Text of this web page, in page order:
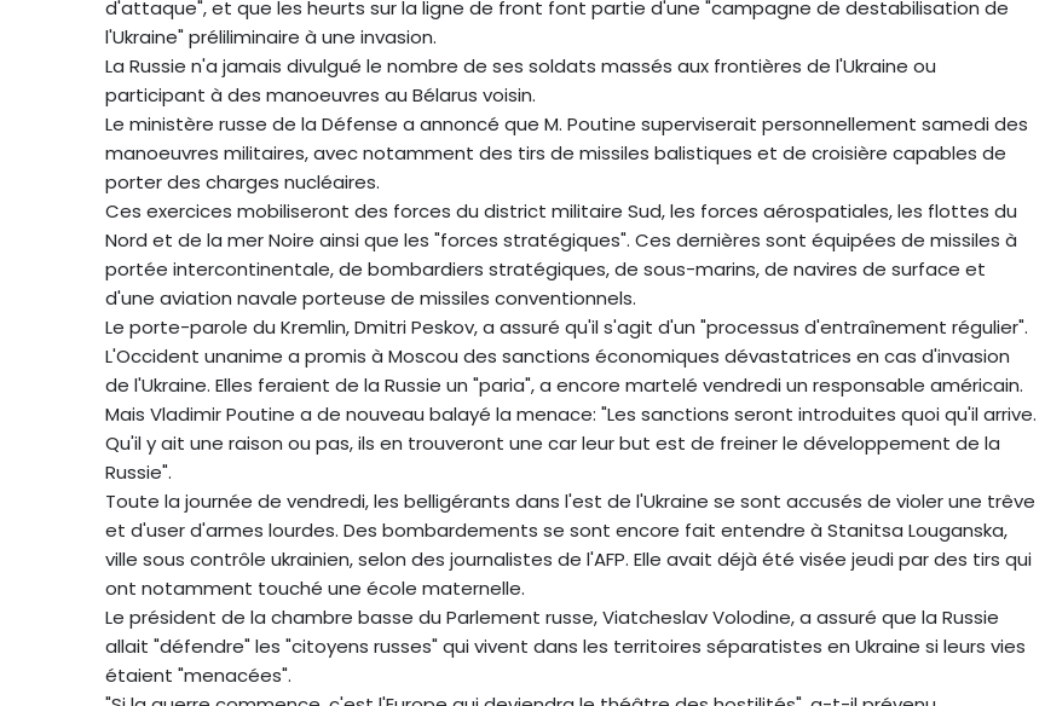
d'attaque", et que les heurts sur la ligne de front font partie d'une "campagne de destabilisation de
l'Ukraine" préliliminaire à une invasion.
La Russie n'a jamais divulgué le nombre de ses soldats massés aux frontières de l'Ukraine ou
participant à des manoeuvres au Bélarus voisin.
Le ministère russe de la Défense a annoncé que M. Poutine superviserait personnellement samedi des
manoeuvres militaires, avec notamment des tirs de missiles balistiques et de croisière capables de
porter des charges nucléaires.
Ces exercices mobiliseront des forces du district militaire Sud, les forces aérospatiales, les flottes du
Nord et de la mer Noire ainsi que les "forces stratégiques". Ces dernières sont équipées de missiles à
portée intercontinentale, de bombardiers stratégiques, de sous-marins, de navires de surface et
d'une aviation navale porteuse de missiles conventionnels.
Le porte-parole du Kremlin, Dmitri Peskov, a assuré qu'il s'agit d'un "processus d'entraînement régulier".
L'Occident unanime a promis à Moscou des sanctions économiques dévastatrices en cas d'invasion
de l'Ukraine. Elles feraient de la Russie un "paria", a encore martelé vendredi un responsable américain.
Mais Vladimir Poutine a de nouveau balayé la menace: "Les sanctions seront introduites quoi qu'il arrive.
Qu'il y ait une raison ou pas, ils en trouveront une car leur but est de freiner le développement de la
Russie".
Toute la journée de vendredi, les belligérants dans l'est de l'Ukraine se sont accusés de violer une trêve
et d'user d'armes lourdes. Des bombardements se sont encore fait entendre à Stanitsa Louganska,
ville sous contrôle ukrainien, selon des journalistes de l'AFP. Elle avait déjà été visée jeudi par des tirs qui
ont notamment touché une école maternelle.
Le président de la chambre basse du Parlement russe, Viatcheslav Volodine, a assuré que la Russie
allait "défendre" les "citoyens russes" qui vivent dans les territoires séparatistes en Ukraine si leurs vies
étaient "menacées".